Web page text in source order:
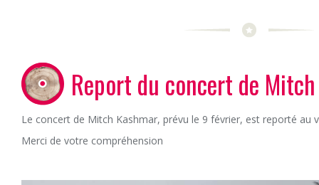
Report du concert de
Le concert de Mitch Kashmar, prévu le 9 février, est reporté au
Merci de votre compréhension